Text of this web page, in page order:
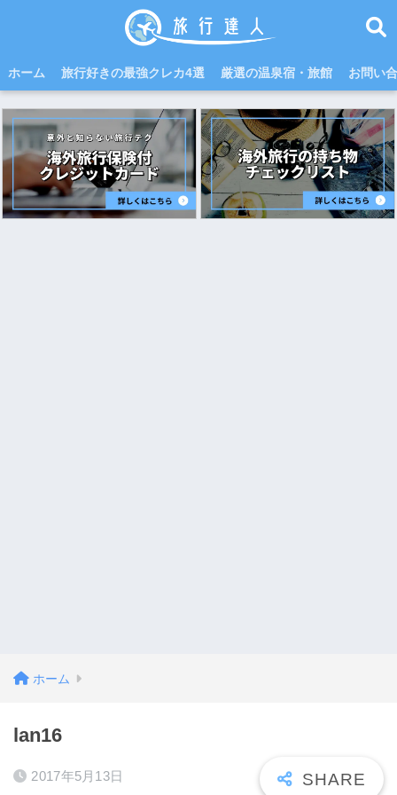
ホーム 旅行好きの最強クレカ4選 厳選の温泉宿・旅館 お問い
ホーム
lan16
2017年5月13日